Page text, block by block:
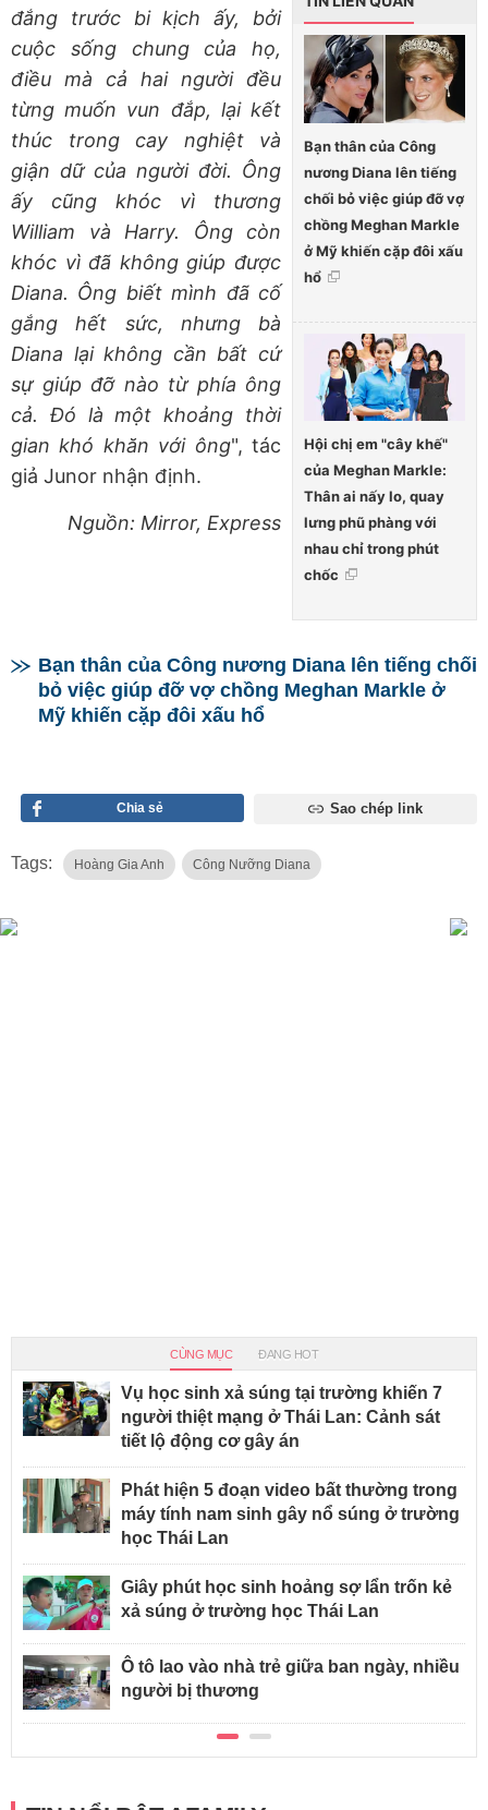
Bạn thân của Công
nương Diana lên tiếng
chối bỏ việc giúp đỡ vợ
chồng Meghan Markle
ở Mỹ khiến cặp đôi xấu
hổ
Hội chị em "cây khế"
của Meghan Markle:
Thân ai nấy lo, quay
lưng phũ phàng với
nhau chỉ trong phút
chốc
đắng trước bi kịch ấy, bởi
cuộc sống chung của họ,
điều mà cả hai người đều
từng muốn vun đắp, lại kết
thúc trong cay nghiệt và
giận dữ của người đời. Ông
ấy cũng khóc vì thương
William và Harry. Ông còn
khóc vì đã không giúp được
Diana. Ông biết mình đã cố
gắng hết sức, nhưng bà
Diana lại không cần bất cứ
sự giúp đỡ nào từ phía ông
cả. Đó là một khoảng thời
gian khó khăn với ông", tác
giả Junor nhận định.
Nguồn: Mirror, Express
Bạn thân của Công nương Diana lên tiếng chối
bỏ việc giúp đỡ vợ chồng Meghan Markle ở
Mỹ khiến cặp đôi xấu hổ
Chia sẻ Sao chép link
Tags: Hoàng Gia Anh Công Nưỡng Diana
CÙNG MỤC ĐANG HOT
Vụ học sinh xả súng tại trường khiến 7
người thiệt mạng ở Thái Lan: Cảnh sát
tiết lộ động cơ gây án
Phát hiện 5 đoạn video bất thường trong
máy tính nam sinh gây nổ súng ở trường
học Thái Lan
Giây phút học sinh hoảng sợ lẩn trốn kẻ
xả súng ở trường học Thái Lan
Ô tô lao vào nhà trẻ giữa ban ngày, nhiều
người bị thương